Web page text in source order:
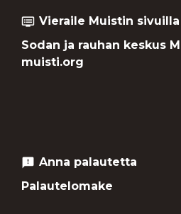
dvr Vieraile Muistin sivuilla
Sodan ja rauhan keskus
muisti.org
feedback Anna palautetta
Palautelomake